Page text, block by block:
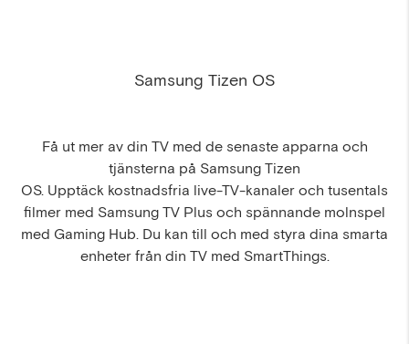
Samsung Tizen OS
Få ut mer av din TV med de senaste apparna och
tjänsterna på Samsung Tizen
OS. Upptäck kostnadsfria live-TV-kanaler och tusentals
filmer med Samsung TV Plus och spännande molnspel
med Gaming Hub. Du kan till och med styra dina smarta
enheter från din TV med SmartThings.